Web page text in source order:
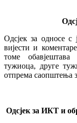
Одс
Одсјек за односе с
вијести и
томе
тужиоца, друге
отпрема саопштења
Одсјек за ИКТ и